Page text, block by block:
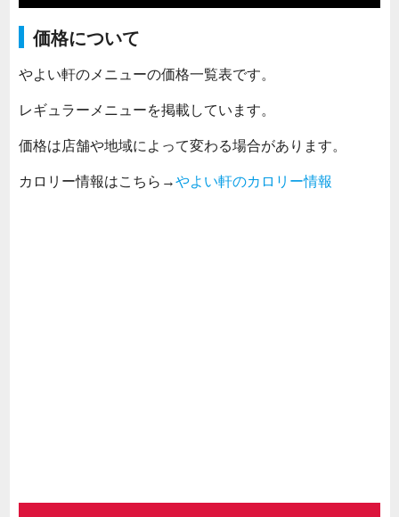
価格について
やよい軒のメニューの価格一覧表です。
レギュラーメニューを掲載しています。
価格は店舗や地域によって変わる場合があります。
カロリー情報はこちら→やよい軒のカロリー情報